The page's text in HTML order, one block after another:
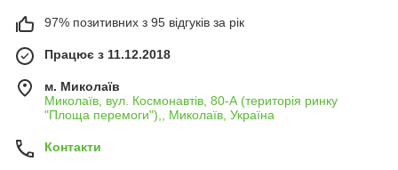
97% позитивних з 95 відгуків за рік
Працює з 11.12.2018
м. Миколаїв
Миколаїв, вул. Космонавтів, 80-А (територія ринку
"Площа перемоги"),, Миколаїв, Україна
Контакти